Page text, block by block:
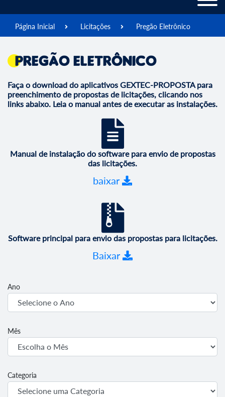
Página Inicial Licitações Pregão Eletrônico
Pregão Eletrônico
Faça o download do aplicativos GEXTEC-PROPOSTA para
preenchimento de propostas de licitações, clicando nos
links abaixo. Leia o manual antes de executar as instalações.
Manual de instalação do software para envio de propostas
das licitações.
baixar
Software principal para envio das propostas para licitações.
Baixar
Ano
Mês
Categoria